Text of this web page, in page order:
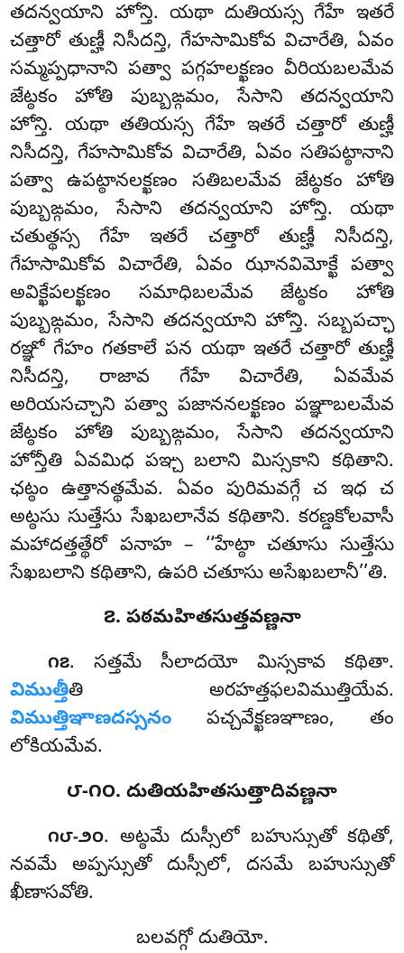
తదన్వయాని హోన్తి. యథా దుతియస్స గేహే ఇతరే
చత్తారో తుణ్హీ నిసీదన్తి, గేహసామికోవ విచారేతి, ఏవం
సమ్మప్పధానాని పత్వా పగ్గహలక్ఖణం వీరియబలమేవ
జేట్ఠకం హోతి పుబ్బఙ్గమం, సేసాని తదన్వయాని
హోన్తి. యథా తతియస్స గేహే ఇతరే చత్తారో తుణ్హీ
నిసీదన్తి, గేహసామికోవ విచారేతి, ఏవం సతిపట్ఠానాని
పత్వా ఉపట్ఠానలక్ఖణం సతిబలమేవ జేట్ఠకం హోతి
పుబ్బఙ్గమం, సేసాని తదన్వయాని హోన్తి. యథా
చతుత్థస్స గేహే ఇతరే చత్తారో తుణ్హీ నిసీదన్తి,
గేహసామికోవ విచారేతి, ఏవం ఝానవిమోక్ఖే పత్వా
అవిక్ఖేపలక్ఖణం సమాధిబలమేవ జేట్ఠకం హోతి
పుబ్బఙ్గమం, సేసాని తదన్వయాని హోన్తి. సబ్బపచ్ఛా
రఞ్ఞో గేహం గతకాలే పన యథా ఇతరే చత్తారో తుణ్హీ
నిసీదన్తి, రాజావ గేహే విచారేతి, ఏవమేవ
అరియసచ్చాని పత్వా పజాననలక్ఖణం పఞ్ఞాబలమేవ
జేట్ఠకం హోతి పుబ్బఙ్గమం, సేసాని తదన్వయాని
హోన్తీతి ఏవమిధ పఞ్చ బలాని మిస్సకాని కథితాని.
ఛట్ఠం ఉత్తానత్థమేవ. ఏవం పురిమవగ్గే చ ఇధ చ
అట్ఠసు సుత్తేసు సేఖబలానేవ కథితాని. కరణ్డకోలవాసీ
మహాదత్తత్థేరో పనాహ – ‘‘హేట్ఠా చతూసు సుత్తేసు
సేఖబలాని కథితాని, ఉపరి చతూసు అసేఖబలానీ’’తి.
౭. పఠమహితసుత్తవణ్ణనా
౧౭. సత్తమే సీలాదయో మిస్సకావ కథితా.
విముత్తీతి అరహత్తఫలవిముత్తియేవ.
విముత్తిఞాణదస్సనం పచ్చవేక్ఖణఞాణం, తం
లోకియమేవ.
౮-౧౦. దుతియహితసుత్తాదివణ్ణనా
౧౮-౨౦. అట్ఠమే దుస్సీలో బహుస్సుతో కథితో,
నవమే అప్పస్సుతో దుస్సీలో, దసమే బహుస్సుతో
ఖీణాసవోతి.
బలవగ్గో దుతియో.